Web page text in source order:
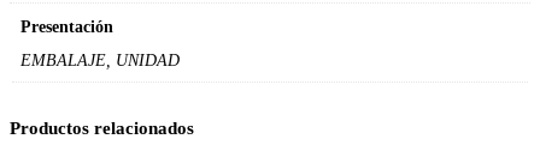
Presentación
EMBALAJE, UNIDAD
Productos relacionados